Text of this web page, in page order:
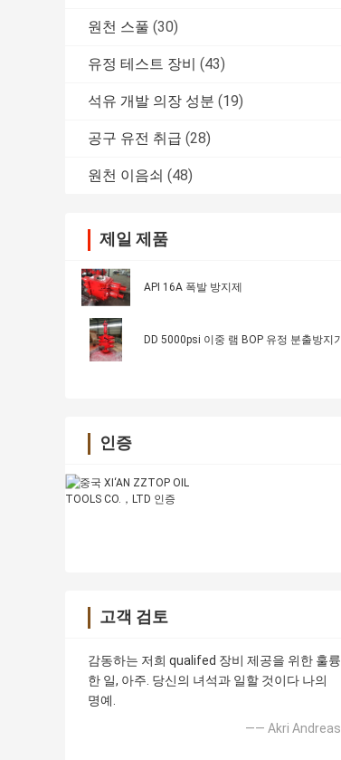
원천 스풀 (30)
유정 테스트 장비 (43)
석유 개발 의장 성분 (19)
공구 유전 취급 (28)
원천 이음쇠 (48)
제일 제품
API 16A 폭발 방지제
DD 5000psi 이중 램 BOP 유정 분출방지기
인증
고객 검토
감동하는 저희 qualifed 장비 제공을 위한 훌륭
한 일, 아주. 당신의 녀석과 일할 것이다 나의
명예.
—— Akri Andreas